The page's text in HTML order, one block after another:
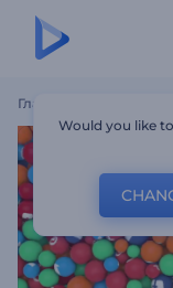
Главная
Would you like